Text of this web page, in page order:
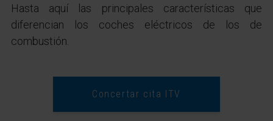
Hasta aquí las principales características que
diferencian los coches eléctricos de los de
combustión.
Concertar cita ITV